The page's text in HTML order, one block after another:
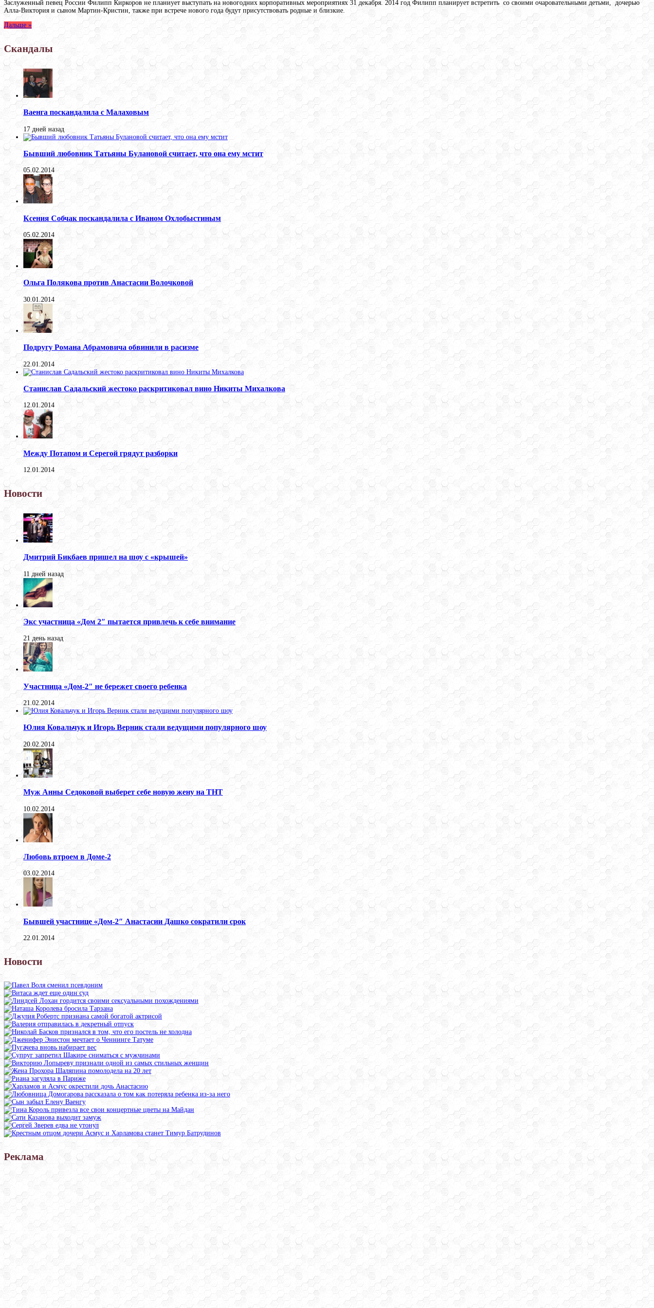
Заслуженный певец России Филипп Киркоров не планиует выступать на новогодних корпоративных мероприятиях 31 декабря. 2014 год Филипп планирует встретить со своими очаровательными детьми, дочерью
Алла-Виктория и сыном Мартин-Кристин, также при встрече нового года будут присутствовать родные и близкие.
Дальше »
Скандалы
Ваенга поскандалила с Малаховым
17 дней назад
Бывший любовник Татьяны Булановой считает, что она ему мстит
05.02.2014
Ксения Собчак поскандалила с Иваном Охлобыстиным
05.02.2014
Ольга Полякова против Анастасии Волочковой
30.01.2014
Подругу Романа Абрамовича обвинили в расизме
22.01.2014
Станислав Садальский жестоко раскритиковал вино Никиты Михалкова
12.01.2014
Между Потапом и Серегой грядут разборки
12.01.2014
Новости
Дмитрий Бикбаев пришел на шоу с «крышей»
11 дней назад
Экс участница «Дом 2″ пытается привлечь к себе внимание
21 день назад
Участница «Дом-2″ не бережет своего ребенка
21.02.2014
Юлия Ковальчук и Игорь Верник стали ведущими популярного шоу
20.02.2014
Муж Анны Седоковой выберет себе новую жену на ТНТ
10.02.2014
Любовь втроем в Доме-2
03.02.2014
Бывшей участнице «Дом-2″ Анастасии Дашко сократили срок
22.01.2014
Новости
Реклама